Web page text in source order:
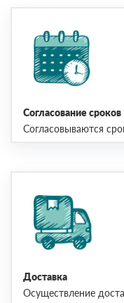
Согласование сроков
Согласовываются
Доставка
Осуществление